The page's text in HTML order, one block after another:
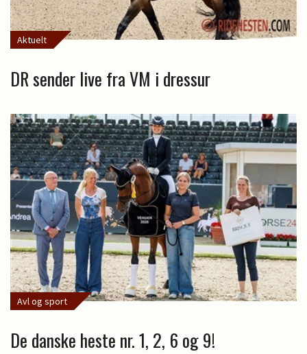
Aktuelt
DR sender live fra VM i dressur
Avl og sport
De danske heste nr. 1, 2, 6 og 9!